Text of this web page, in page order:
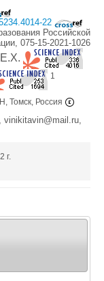
22
Российской
075-15-2021-1026
1
Томск, Россия
г.